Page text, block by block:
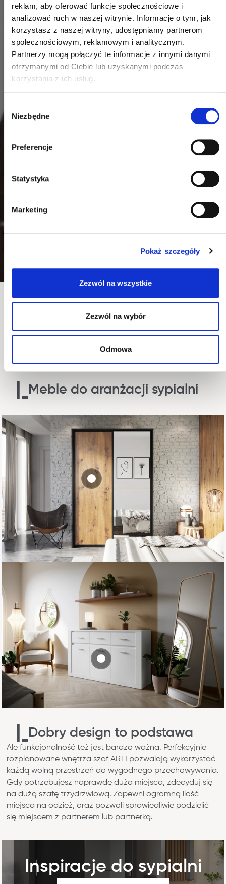
reklam, aby oferować funkcje społecznościowe i
analizować ruch w naszej witrynie. Informacje o tym, jak
korzystasz z naszej witryny, udostępniamy partnerom
społecznościowym, reklamowym i analitycznym.
Partnerzy mogą połączyć te informacje z innymi danymi
otrzymanymi od Ciebie lub uzyskanymi podczas
korzystania z ich usług.
zgody
Niezbędne
Preferencje
Statystyka
Marketing
Pokaż szczegóły
Zezwól na wszystkie
Zezwól na wybór
Odmowa
Kolekcja ARTI
Szafa dopasowana do Twoich potrzeb, przestrzeni i stylu
wnętrz. Szeroka gama wybarwień, rozmiarów i wzorów
Meble do aranżacji sypialni
Dobry design to podstawa
Ale funkcjonalność też jest bardzo ważna. Perfekcyjnie
rozplanowane wnętrza szaf ARTI pozwalają wykorzystać
każdą wolną przestrzeń do wygodnego przechowywania.
Gdy potrzebujesz naprawdę dużo miejsca, zdecyduj się
na dużą szafę trzydrzwiową. Zapewni ogromną ilość
miejsca na odzież, oraz pozwoli sprawiedliwie podzielić
się miejscem z partnerem lub partnerką.
Inspiracje do sypialni